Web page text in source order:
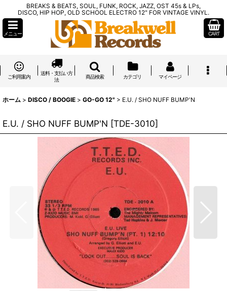
BREAKS & BEATS, SOUL, FUNK, ROCK, JAZZ, OST 45s & LPs,
DISCO, HIP HOP, OLD SCHOOL ELECTRO 12" FOR VINTAGE VINYL.
メニュー CART
ご利用案内
送料・支払い方
法
商品検索 カテゴリ マイページ
ホーム > DISCO / BOOGIE > GO-GO 12" > E.U. / SHO NUFF BUMP'N
E.U. / SHO NUFF BUMP'N [TDE-3010]